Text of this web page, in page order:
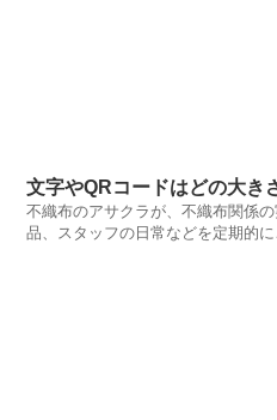
文字やQRコードはどの大き
不織布のアサクラが、不織布関係
品、スタッフの日常などを定期的